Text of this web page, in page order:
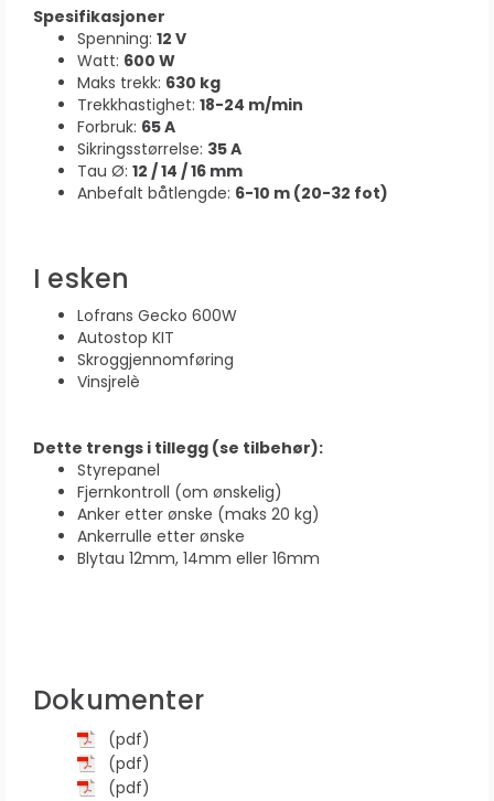
Spesifikasjoner
Spenning: 12 V
Watt: 600 W
Maks trekk: 630 kg
Trekkhastighet: 18-24 m/min
Forbruk: 65 A
Sikringsstørrelse: 35 A
Tau Ø: 12 / 14 / 16 mm
Anbefalt båtlengde: 6-10 m (20-32 fot)
I esken
Lofrans Gecko 600W
Autostop KIT
Skroggjennomføring
Vinsjrelè
Dette trengs i tillegg (se tilbehør):
Styrepanel
Fjernkontroll (om ønskelig)
Anker etter ønske (maks 20 kg)
Ankerrulle etter ønske
Blytau 12mm, 14mm eller 16mm
Dokumenter
(pdf)
(pdf)
(pdf)